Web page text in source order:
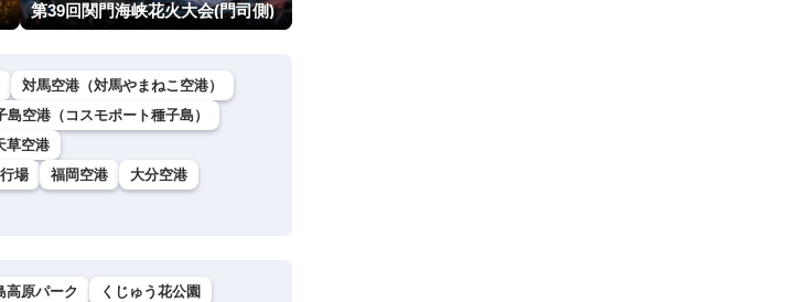
第39回関門海峡花火大会(門司側)
対馬空港（対馬やまねこ空港）
島空港（コスモポート種子島）
草空港
場 福岡空港
大分空港
高原パーク
くじゅう花公園